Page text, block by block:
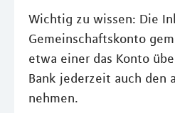
Wichtig zu wissen: Die
Gemeinschaftskonto
etwa einer das Konto
Bank jederzeit auch den
nehmen.